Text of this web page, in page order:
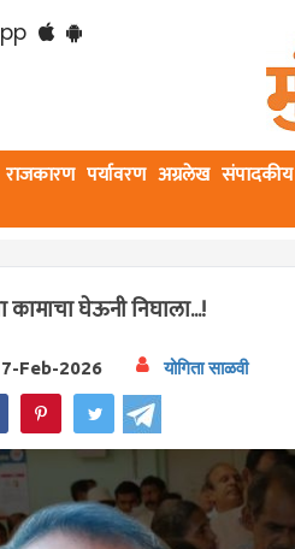
राजकारण पर्यावरण अग्रलेख संपादकीय
घेऊनी निघाला...!
Feb-2026 योगिता साळवी